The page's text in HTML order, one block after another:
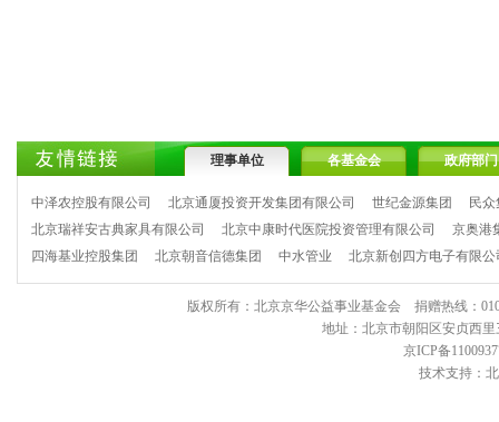
理事单位 各基金会 政府部门
中泽农控股有限公司 北京通厦投资开发集团有限公司 世纪金源集团
民
北京瑞祥安古典家具有限公司
北京中康时代医院投资管理有限公司
京奥港
四海基业控股集团
北京朝音信德集团 中水管业 北京新创四方电子有限公
版权所有：北京京华公益事业基金会 捐赠热线：
地址：北京市朝阳区安贞西
京ICP备
技术支持：